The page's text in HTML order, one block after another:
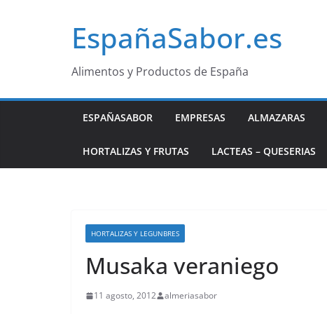
EspañaSabor.es
Alimentos y Productos de España
ESPAÑASABOR EMPRESAS ALMAZARAS
HORTALIZAS Y FRUTAS LACTEAS – QUESERIAS
HORTALIZAS Y LEGUNBRES
Musaka veraniego
11 agosto, 2012 almeriasabor